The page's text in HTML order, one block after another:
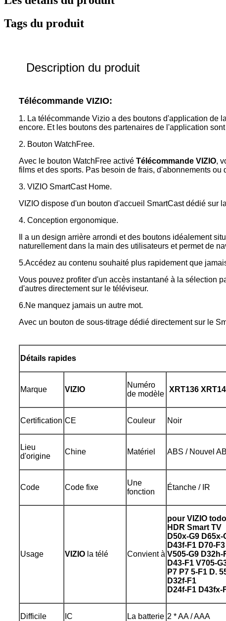
Tags du produit
Description du produit
Télécommande VIZIO:
1. La télécommande Vizio a des boutons d'application de
encore. Et les boutons des partenaires de l'application
2. Bouton WatchFree.
Avec le bouton WatchFree activé Télécommande VIZIO,
films et des sports. Pas besoin de frais, d'abonnements ou
3. VIZIO SmartCast Home.
VIZIO dispose d'un bouton d'accueil SmartCast dédié sur
4. Conception ergonomique.
Il a un design arrière arrondi et des boutons idéalement
naturellement dans la main des utilisateurs et permet de
5.Accédez au contenu souhaité plus rapidement que
Vous pouvez profiter d'un accès instantané à la sélection
d'autres directement sur le téléviseur.
6.Ne manquez jamais un autre mot.
Avec un bouton de sous-titrage dédié directement sur le
Détails rapides
Marque VIZIO
Numéro
de modèle
XRT136
Certification CE Couleur Noir
Lieu
d'origine
Chine Matériel ABS / Nouvel
Code Code fixe
Une
fonction
Étanche / IR
Usage VIZIO la télé Convient à
pour VIZIO
HDR Smart TV
D50x-G9 D65x-
D43f-F1 D70-F3
V505-G9 D32h-
D43-F1 V705-
P7 P7 5-F1 D.
D32f-F1
D24f-F1 D43fx-
Difficile IC La batterie 2 * AA / AAA